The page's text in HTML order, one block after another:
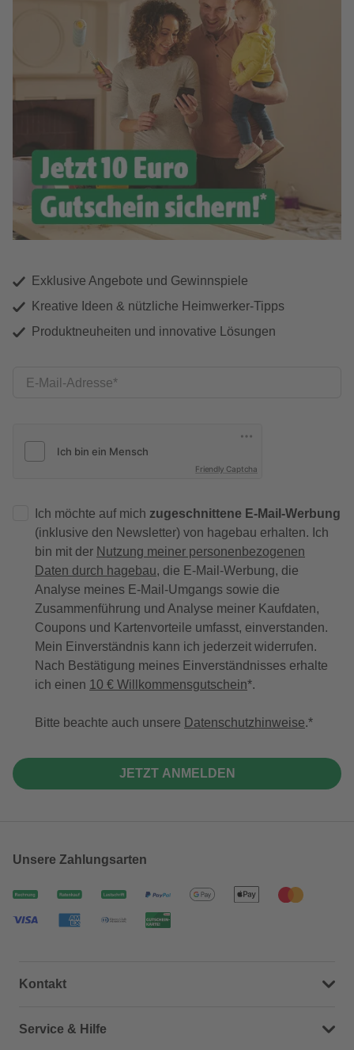
Exklusive Angebote und Gewinnspiele
Kreative Ideen & nützliche Heimwerker-Tipps
Produktneuheiten und innovative Lösungen
E-Mail-Adresse
Friendly Captcha
Ich möchte auf mich zugeschnittene E-Mail-Werbung
(inklusive den Newsletter) von hagebau erhalten. Ich
bin mit der Nutzung meiner personenbezogenen
Daten durch hagebau, die E-Mail-Werbung, die
Analyse meines E-Mail-Umgangs sowie die
Zusammenführung und Analyse meiner Kaufdaten,
Coupons und Kartenvorteile umfasst, einverstanden.
Mein Einverständnis kann ich jederzeit widerrufen.
Nach Bestätigung meines Einverständnisses erhalte
ich einen 10 € Willkommensgutschein*.
Bitte beachte auch unsere Datenschutzhinweise.
JETZT ANMELDEN
Unsere Zahlungsarten
Kontakt
Dein Kontakt zu uns
Service & Hilfe